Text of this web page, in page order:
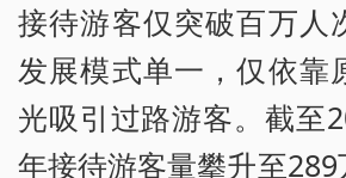
接待游客仅突破百万人
发展模式单一，仅依靠
光吸引过路游客。截至
年接待游客量攀升至